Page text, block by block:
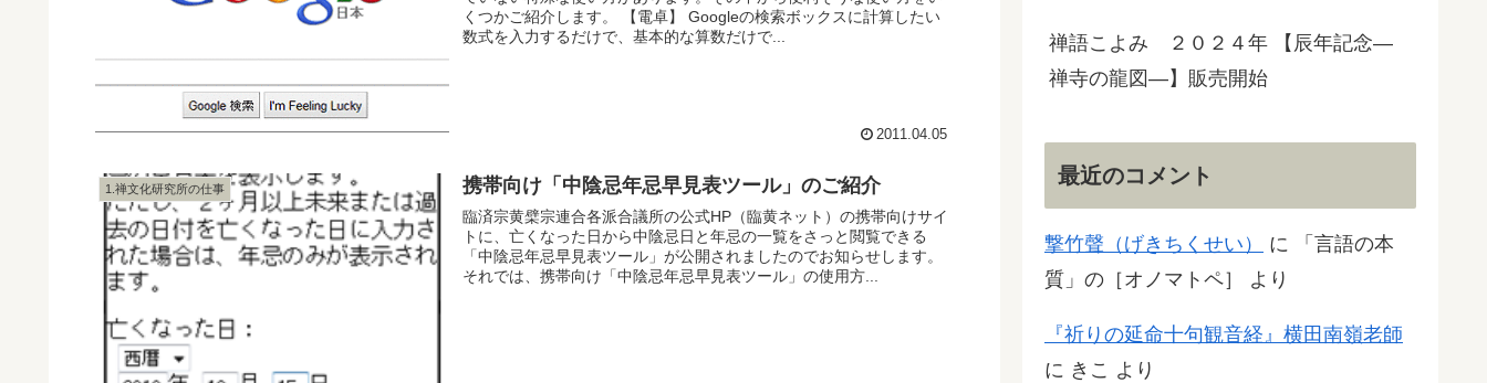
くつかご紹介します。 【電卓】 Googleの検索ボックスに計算したい
数式を入力するだけで、基本的な算数だけで...
2011.04.05
1.禅文化研究所の仕事 携帯向け「中陰忌年忌早見表ツール」のご紹介
臨済宗黄檗宗連合各派合議所の公式HP（臨黄ネット）の携帯向けサイ
トに、亡くなった日から中陰忌日と年忌の一覧をさっと閲覧できる
「中陰忌年忌早見表ツール」が公開されましたのでお知らせします。
それでは、携帯向け「中陰忌年忌早見表ツール」の使用方...
禅語こよみ ２０２４年 【辰年記念―
禅寺の龍図―】販売開始
最近のコメント
撃竹聲（げきちくせい） に
「言語の本
質」の［オノマトペ］
より
『祈りの延命十句観音経』横田南嶺老師
に きこ より